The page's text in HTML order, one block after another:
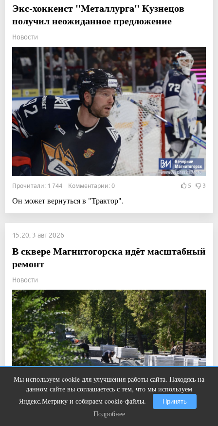
Экс-хоккеист "Металлурга" Кузнецов
получил неожиданное предложение
Новости
Прочитали: 1 744 Комментарии: 0 5 3
Он может вернуться в "Трактор".
15:20, 3 авг 2026
В сквере Магнитогорска идёт масштабный
ремонт
Новости
Мы используем cookie для улучшения работы сайта. Находясь на
данном сайте вы соглашаетесь с тем, что мы используем
Яндекс.Метрику и собираем cookie-файлы.
Принять
Подробнее
Этот танец невесты оставит вас без
слов! Пересмотрела 10 раз
Подробнее